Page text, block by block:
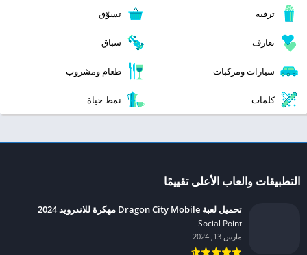
ترفيه تسوّق
تعارف سباق
سيارات ومركبات طعام ومشروب
كلمات نمط حياة
التطبيقات والعاب الأعلى تقييمًا
تحميل لعبة Dragon City Mobile مهكرة للاندرويد 2024
Social Point‏
مارس 13, 2024